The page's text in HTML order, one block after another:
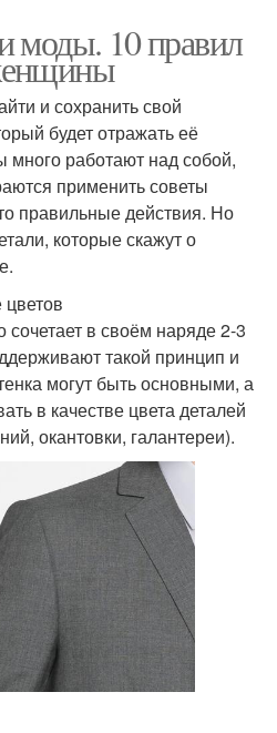
моды. 10 правил
и сохранить свой
будет отражать её
много работают над собой,
применить советы
правильные действия. Но
которые скажут о
в своём наряде 2-3
такой принцип и
могут быть основными, а
в качестве цвета деталей
окантовки, галантереи).